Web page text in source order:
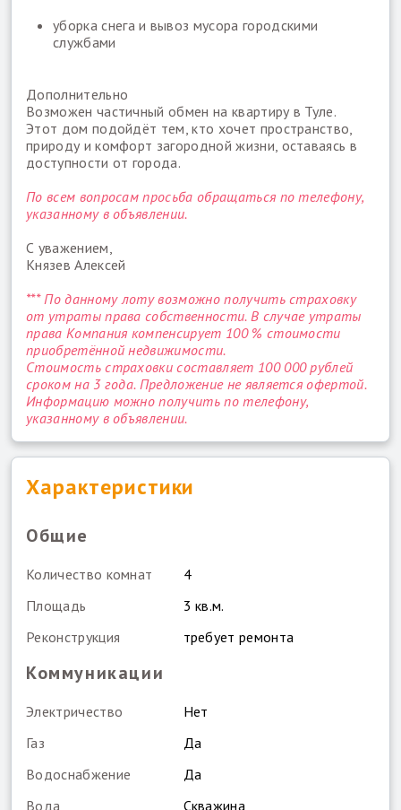
уборка снега и вывоз мусора городскими
службами
Дополнительно
Возможен частичный обмен на квартиру в Туле.
Этот дом подойдёт тем, кто хочет пространство,
природу и комфорт загородной жизни, оставаясь в
доступности от города.
По всем вопросам просьба обращаться по телефону,
указанному в объявлении.
С уважением,
Князев Алексей
*** По данному лоту возможно получить страховку
от утраты права собственности. В случае утраты
права Компания компенсирует 100 % стоимости
приобретённой недвижимости.
Стоимость страховки составляет 100 000 рублей
сроком на 3 года. Предложение не является офертой.
Информацию можно получить по телефону,
указанному в объявлении.
Характеристики
Общие
Количество комнат
4
Площадь
3 кв.м.
Реконструкция
требует ремонта
Коммуникации
Электричество
Нет
Газ
Да
Водоснабжение
Да
Вода
Скважина